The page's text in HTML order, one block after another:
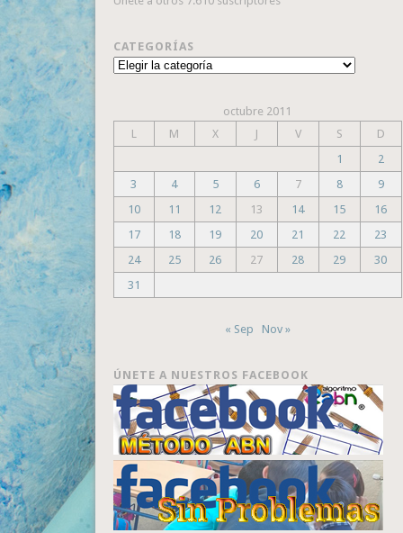
CATEGORÍAS
Categorías
octubre 2011
L
M X J V S
D
1
2
3
4 5 6 7 8
9
10
11 12 13 14 15
16
17
18 19 20 21 22
23
24
25 26 27 28 29
30
31
« Sep Nov »
ÚNETE A NUESTROS FACEBOOK